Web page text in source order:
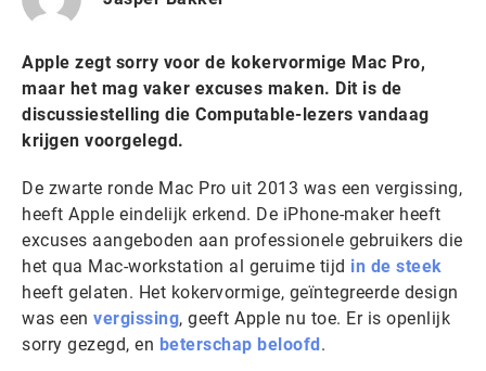
Apple zegt sorry voor de kokervormige Mac Pro,
maar het mag vaker excuses maken. Dit is de
discussiestelling die Computable-lezers vandaag
krijgen voorgelegd.
De zwarte ronde Mac Pro uit 2013 was een vergissing,
heeft Apple eindelijk erkend. De iPhone-maker heeft
excuses aangeboden aan professionele gebruikers die
het qua Mac-workstation al geruime tijd in de steek
heeft gelaten. Het kokervormige, geïntegreerde design
was een vergissing, geeft Apple nu toe. Er is openlijk
sorry gezegd, en beterschap beloofd.